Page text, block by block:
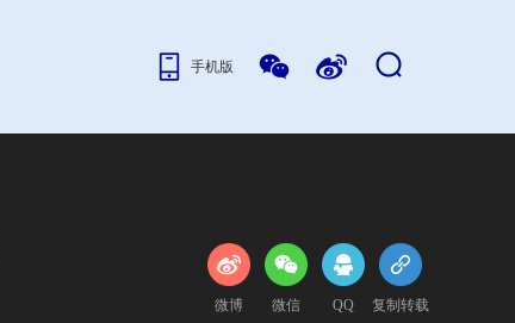
手机版
微博 微信 QQ 复制转载